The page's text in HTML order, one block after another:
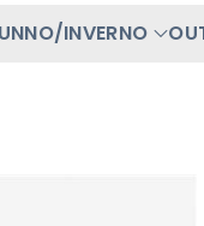
INVERNO